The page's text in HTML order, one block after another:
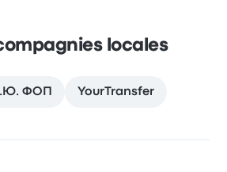
locales
ФОП YourTransfer